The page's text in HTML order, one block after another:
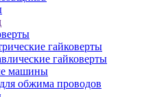
гайковерты
гайковерты
машины
обжима проводов